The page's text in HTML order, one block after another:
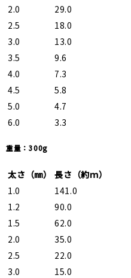
2.0
29.0
2.5
18.0
3.0
13.0
3.5
9.6
4.0
7.3
4.5
5.8
5.0
4.7
6.0
3.3
重量：300g
太さ（㎜）
長さ（約ｍ）
1.0
141.0
1.2
90.0
1.5
62.0
2.0
35.0
2.5
22.0
3.0
15.0